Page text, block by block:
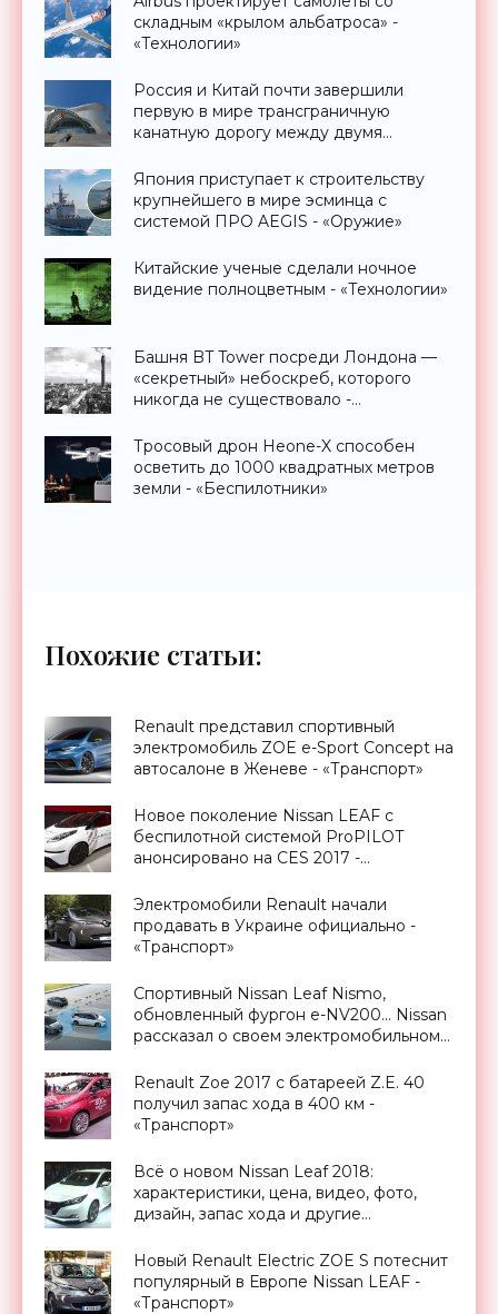
складным «крылом альбатроса» -
«Технологии»
Россия и Китай почти завершили
первую в мире трансграничную
канатную дорогу между двумя
Япония приступает к строительству
крупнейшего в мире эсминца с
системой ПРО AEGIS - «Оружие»
Китайские ученые сделали ночное
видение полноцветным - «Технологии»
Башня BT Tower посреди Лондона —
«секретный» небоскреб, которого
никогда не существовало -
Тросовый дрон Heone-X способен
осветить до 1000 квадратных метров
земли - «Беспилотники»
Похожие статьи:
Renault представил спортивный
электромобиль ZOE e-Sport Concept на
автосалоне в Женеве - «Транспорт»
Новое поколение Nissan LEAF с
беспилотной системой ProPILOT
анонсировано на CES 2017 -
Электромобили Renault начали
продавать в Украине официально -
«Транспорт»
Спортивный Nissan Leaf Nismo,
обновленный фургон e-NV200… Nissan
рассказал о своем электромобильном
Renault Zoe 2017 с батареей Z.E. 40
получил запас хода в 400 км -
«Транспорт»
Всё о новом Nissan Leaf 2018:
характеристики, цена, видео, фото,
дизайн, запас хода и другие
Новый Renault Electric ZOE S потеснит
популярный в Европе Nissan LEAF -
«Транспорт»